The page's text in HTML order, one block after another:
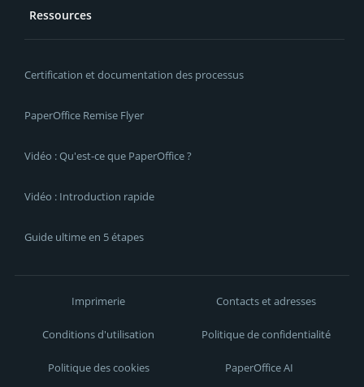
Ressources
Certification et documentation des processus
PaperOffice Remise Flyer
Vidéo : Qu'est-ce que PaperOffice ?
Vidéo : Introduction rapide
Guide ultime en 5 étapes
Imprimerie Contacts et adresses
Conditions d'utilisation Politique de confidentialité
Politique des cookies PaperOffice AI